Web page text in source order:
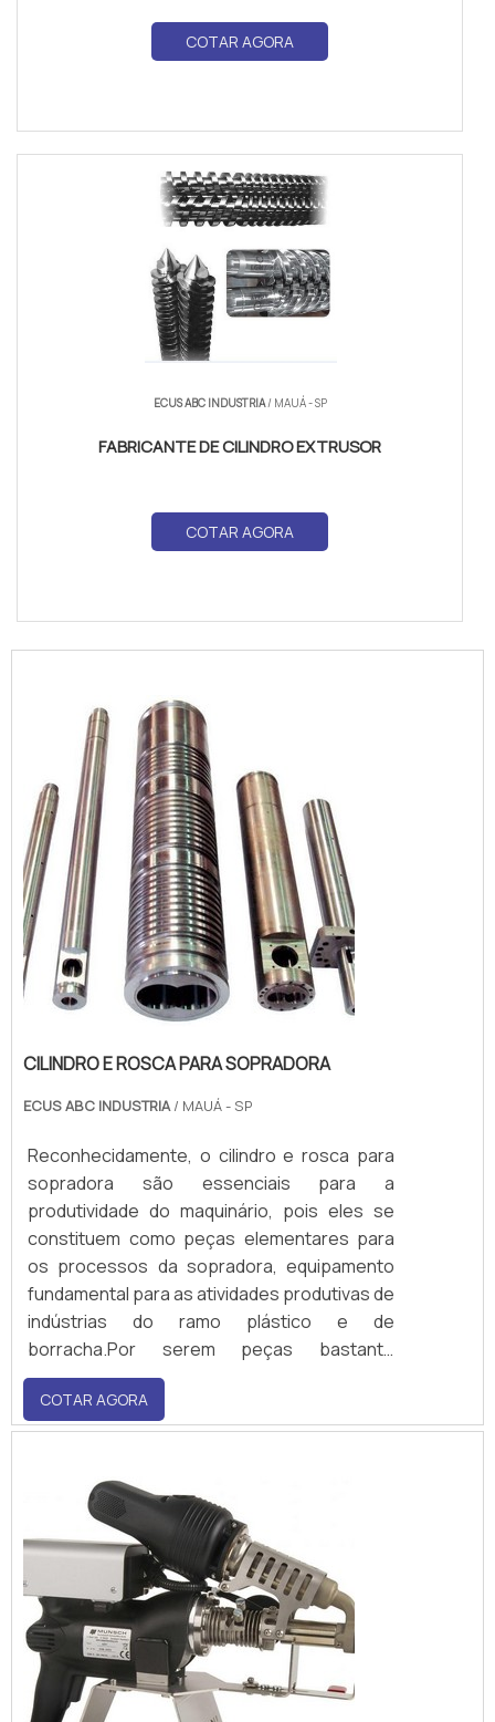
COTAR AGORA
ECUS ABC INDUSTRIA/ MAUÁ - SP
FABRICANTE DE CILINDRO EXTRUSOR
COTAR AGORA
CILINDRO E ROSCA PARA SOPRADORA
ECUS ABC INDUSTRIA/ MAUÁ - SP
Reconhecidamente, o cilindro e rosca para
sopradora são essenciais para a
produtividade do maquinário, pois eles se
constituem como peças elementares para
os processos da sopradora, equipamento
fundamental para as atividades produtivas de
indústrias do ramo plástico e de
borracha.Por serem peças bastante
exigidas pelo maquinário, a degradação é
natural, o que leva o serviço de recuperação
ser ideal para empresas que desejam ter
COTAR AGORA